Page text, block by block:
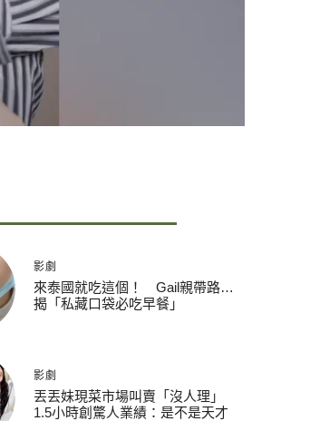
影劇
來泰國就吃這個！ Gail親帶路…
揭「私藏口袋必吃早餐」
影劇
丟丟妹現菜市場叫賣「沒人理」
1.5小時創驚人業績：是不是天才